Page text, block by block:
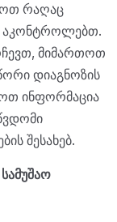
რაღაც
აკონტროლებთ.
მიმართოთ
დიაგნოზის
ინფორმაცია
შესახებ.